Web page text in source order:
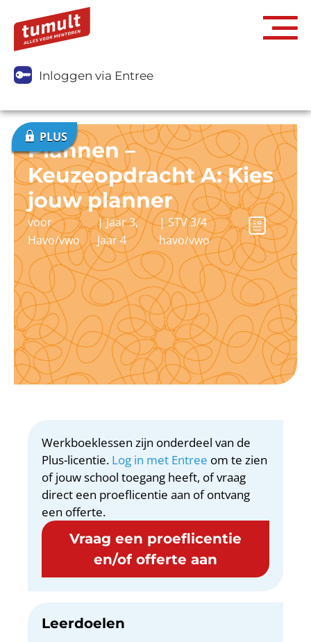
Inloggen via Entree
Plannen –
Keuzeopdracht A: Kies
jouw planner
voor
Havo/vwo
|Jaar 3,
Jaar 4
|STV 3/4
havo/vwo
Werkboeklessen zijn onderdeel van de
Plus-licentie. Log in met Entree om te zien
of jouw school toegang heeft, of vraag
direct een proeflicentie aan of ontvang
een offerte.
Vraag een proeflicentie
en/of offerte aan
Leerdoelen